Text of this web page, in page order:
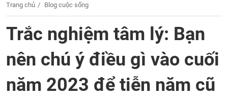
Trang chủ Blog cuộc sống
Trắc nghiệm tâm lý: Bạn
nên chú ý điều gì vào cuối
năm 2023 để tiễn năm cũ